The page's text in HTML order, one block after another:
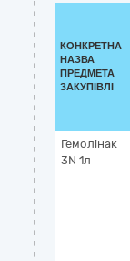
КОНКРЕТНА
НАЗВА
ПРЕДМЕТА
ЗАКУПІВЛІ
Гемолінак
3N 1л